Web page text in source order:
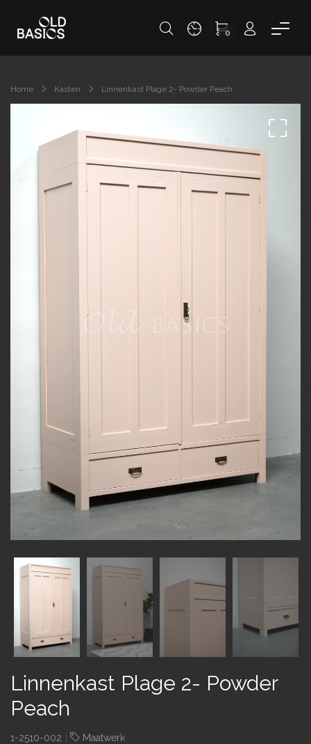
0
Home Kasten Linnenkast Plage 2- Powder Peach
Linnenkast Plage 2- Powder
Peach
1-2510-002 Maatwerk